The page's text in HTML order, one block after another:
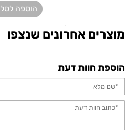
הוספה לסל
מוצרים אחרונים שנצפו
הוספת חוות דעת